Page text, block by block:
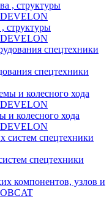
, структуры
спецтехники
и колесного хода
спецтехники